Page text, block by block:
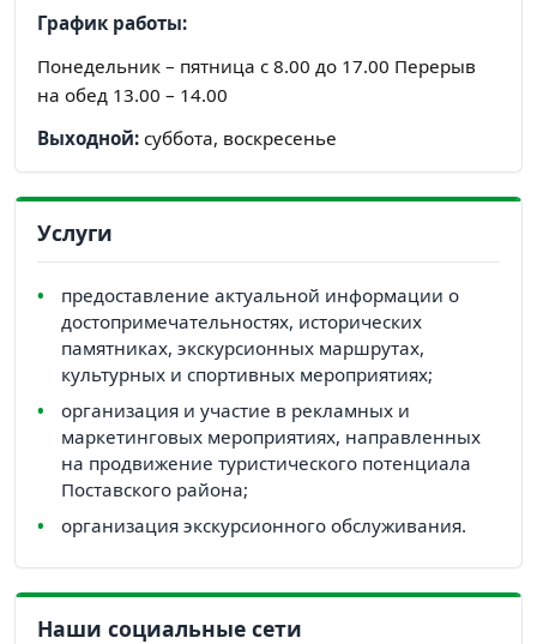
График работы:
Понедельник – пятница с 8.00 до 17.00 Перерыв
на обед 13.00 – 14.00
Выходной: суббота, воскресенье
Услуги
предоставление актуальной информации о
достопримечательностях, исторических
памятниках, экскурсионных маршрутах,
культурных и спортивных мероприятиях;
организация и участие в рекламных и
маркетинговых мероприятиях, направленных
на продвижение туристического потенциала
Поставского района;
организация экскурсионного обслуживания.
Наши социальные сети